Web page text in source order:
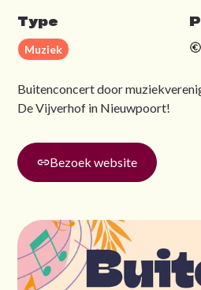
Type
Muziek
Buitenconcert door
De Vijverhof in Nieuwpoort!
Bezoek website